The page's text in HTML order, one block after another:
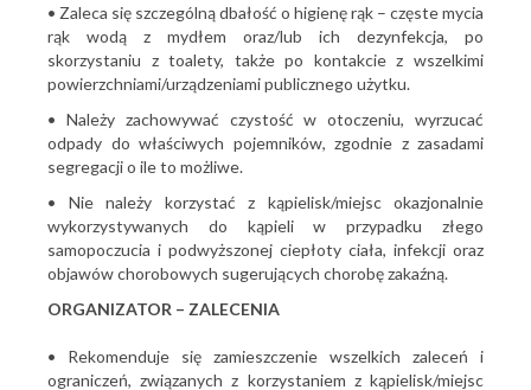
• Zaleca się szczególną dbałość o higienę rąk – częste mycia
rąk wodą z mydłem oraz/lub ich dezynfekcja, po
skorzystaniu z toalety, także po kontakcie z wszelkimi
powierzchniami/urządzeniami publicznego użytku.
• Należy zachowywać czystość w otoczeniu, wyrzucać
odpady do właściwych pojemników, zgodnie z zasadami
segregacji o ile to możliwe.
• Nie należy korzystać z kąpielisk/miejsc okazjonalnie
wykorzystywanych do kąpieli w przypadku złego
samopoczucia i podwyższonej ciepłoty ciała, infekcji oraz
objawów chorobowych sugerujących chorobę zakaźną.
ORGANIZATOR – ZALECENIA
• Rekomenduje się zamieszczenie wszelkich zaleceń i
ograniczeń, związanych z korzystaniem z kąpielisk/miejsc